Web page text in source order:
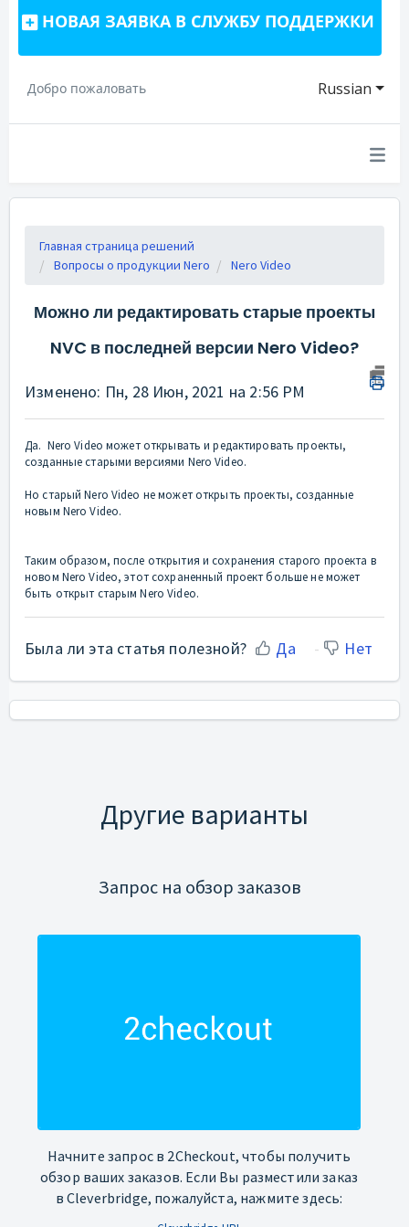
НОВАЯ ЗАЯВКА В СЛУЖБУ ПОДДЕРЖКИ
Russian
Добро пожаловать
Главная страница решений
Вопросы о продукции Nero
Nero Video
Можно ли редактировать старые проекты
NVC в последней версии Nero Video?
Изменено: Пн, 28 Июн, 2021 на 2:56 PM
Да. Nero Video может открывать и редактировать проекты,
созданные старыми версиями Nero Video.
Но старый Nero Video не может открыть проекты, созданные
новым Nero Video.
Таким образом, после открытия и сохранения старого проекта в
новом Nero Video, этот сохраненный проект больше не может
быть открыт старым Nero Video.
Была ли эта статья полезной? Да Нет
Другие варианты
Запрос на обзор заказов
Начните запрос в 2Checkout, чтобы получить
обзор ваших заказов. Если Вы разместили заказ
в Cleverbridge, пожалуйста, нажмите здесь: